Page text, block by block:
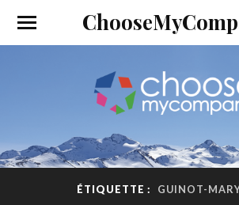
ÉTIQUETTE : GUINOT-